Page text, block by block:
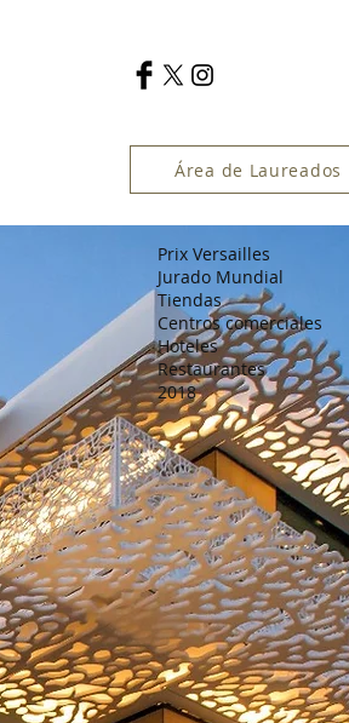
Área de Laureados
Prix Versailles
Jurado Mundial
Tiendas
Centros comerciales
Hoteles
Restaurantes
2018